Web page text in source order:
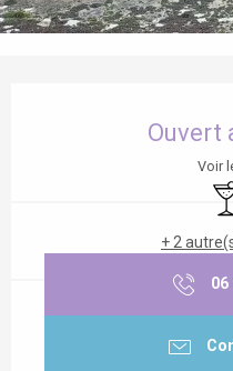
Ouvert
Voir
+ 2
06